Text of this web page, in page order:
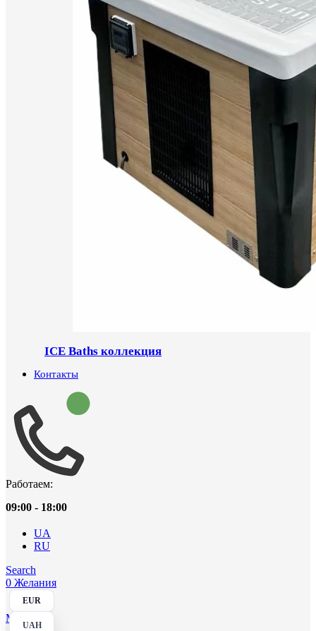
ICE Baths коллекция
Контакты
Работаем:
09:00 - 18:00
UA
RU
Search
0 Желания
EUR
UAH
Menu